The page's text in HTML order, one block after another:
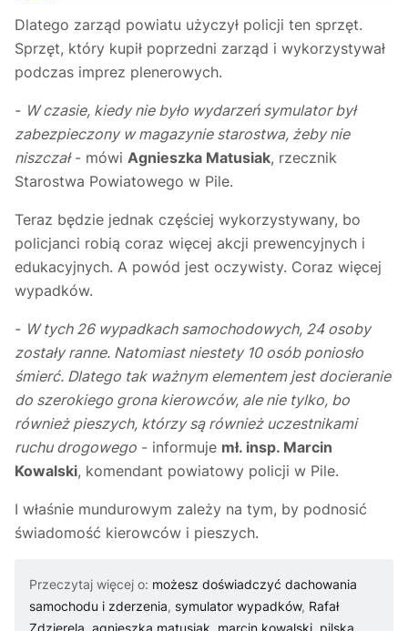
Dlatego zarząd powiatu użyczył policji ten sprzęt.
Sprzęt, który kupił poprzedni zarząd i wykorzystywał
podczas imprez plenerowych.
- W czasie, kiedy nie było wydarzeń symulator był
zabezpieczony w magazynie starostwa, żeby nie
niszczał- mówi Agnieszka Matusiak, rzecznik
Starostwa Powiatowego w Pile.
Teraz będzie jednak częściej wykorzystywany, bo
policjanci robią coraz więcej akcji prewencyjnych i
edukacyjnych. A powód jest oczywisty. Coraz więcej
wypadków.
- W tych 26 wypadkach samochodowych, 24 osoby
zostały ranne. Natomiast niestety 10 osób poniosło
śmierć. Dlatego tak ważnym elementem jest docieranie
do szerokiego grona kierowców, ale nie tylko, bo
również pieszych, którzy są również uczestnikami
ruchu drogowego - informuje mł. insp. Marcin
Kowalski, komendant powiatowy policji w Pile.
I właśnie mundurowym zależy na tym, by podnosić
świadomość kierowców i pieszych.
Przeczytaj więcej o: możesz doświadczyć dachowania
samochodu i zderzenia, symulator wypadków, Rafał